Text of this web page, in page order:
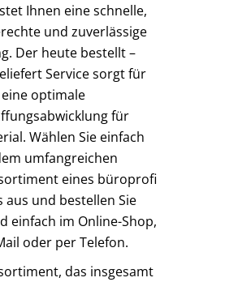
Ihnen eine schnelle,
und zuverlässige
Der heute bestellt –
Service sorgt für
eine optimale
für
Wählen Sie einfach
umfangreichen
eines büroprofi
aus und bestellen Sie
einfach im Online-Shop,
oder per Telefon.
das insgesamt